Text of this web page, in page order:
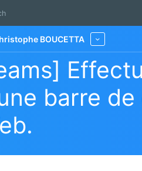
BOUCETTA
barre